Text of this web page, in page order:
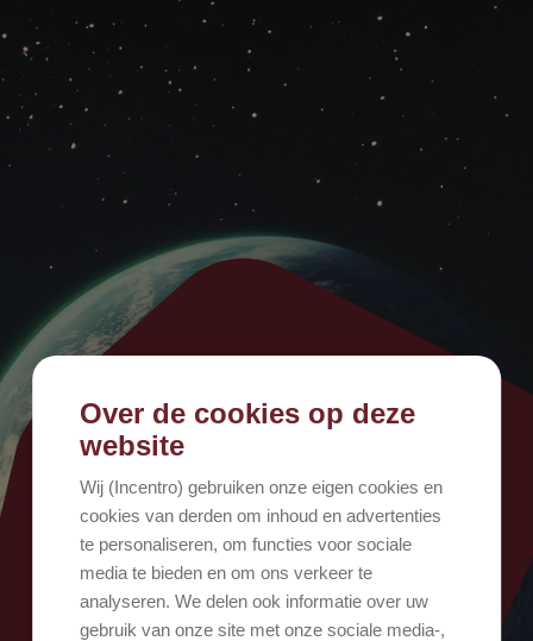
500
Oops, er ging iets mis!
Probeer het opnieuw
Over de cookies op deze
website
Wij (Incentro) gebruiken onze eigen cookies en
cookies van derden om inhoud en advertenties
te personaliseren, om functies voor sociale
media te bieden en om ons verkeer te
analyseren. We delen ook informatie over uw
gebruik van onze site met onze sociale media-,